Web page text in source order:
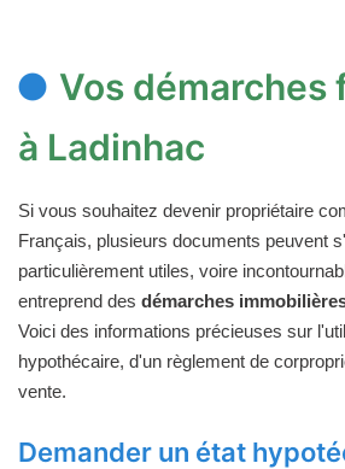
Vos démarches
à Ladinhac
Si vous souhaitez devenir propriétaire
Français, plusieurs documents peuvent
particulièrement utiles, voire
entreprend des démarches
Voici des informations précieuses sur
hypothécaire, d'un règlement de
vente.
Demander un état